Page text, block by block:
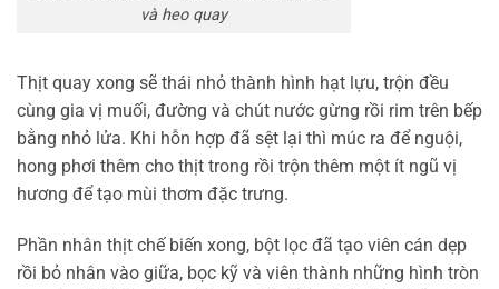
và heo quay
Thịt quay xong sẽ thái nhỏ thành hình hạt lựu, trộn đều
cùng gia vị muối, đường và chút nước gừng rồi rim trên bếp
bằng nhỏ lửa. Khi hỗn hợp đã sệt lại thì múc ra để nguội,
hong phơi thêm cho thịt trong rồi trộn thêm một ít ngũ vị
hương để tạo mùi thơm đặc trưng.
Phần nhân thịt chế biến xong, bột lọc đã tạo viên cán dẹp
rồi bỏ nhân vào giữa, bọc kỹ và viên thành những hình tròn